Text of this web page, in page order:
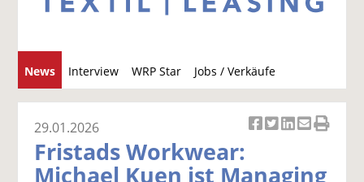
News Interview WRP Star Jobs / Verkäufe
u
c
k k k k k
29.01.2026
Fristads Workwear:
Michael Kuen ist Managing